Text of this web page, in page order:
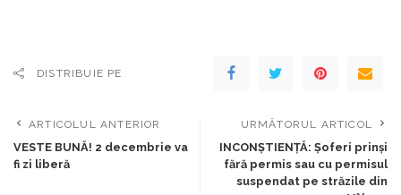
DISTRIBUIE PE
ARTICOLUL ANTERIOR
VESTE BUNĂ! 2 decembrie va
fi zi liberă
URMĂTORUL ARTICOL
INCONŞTIENŢĂ: Şoferi prinşi
fără permis sau cu permisul
suspendat pe străzile din